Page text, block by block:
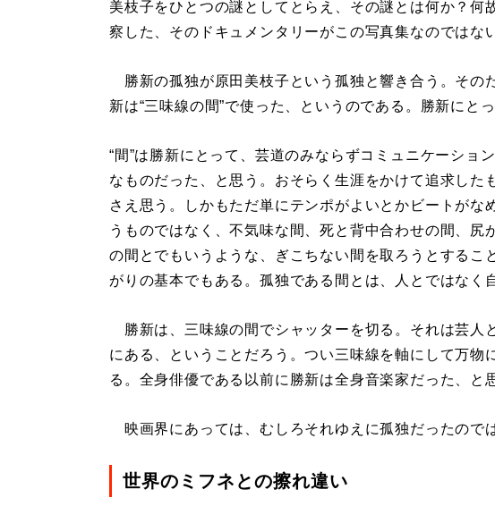
美枝子をひとつの謎としてとらえ、その謎とは何か？何
察した、そのドキュメンタリーがこの写真集なのではな
勝新の孤独が原田美枝子という孤独と響き合う。その
新は“三味線の間”で使った、というのである。勝新にと
“間”は勝新にとって、芸道のみならずコミュニケーショ
なものだった、と思う。おそらく生涯をかけて追求した
さえ思う。しかもただ単にテンポがよいとかビートがな
うものではなく、不気味な間、死と背中合わせの間、尻
の間とでもいうような、ぎこちない間を取ろうとするこ
がりの基本でもある。孤独である間とは、人とではなく
勝新は、三味線の間でシャッターを切る。それは芸人
にある、ということだろう。つい三味線を軸にして万物
る。全身俳優である以前に勝新は全身音楽家だった、と
映画界にあっては、むしろそれゆえに孤独だったので
世界のミフネとの擦れ違い